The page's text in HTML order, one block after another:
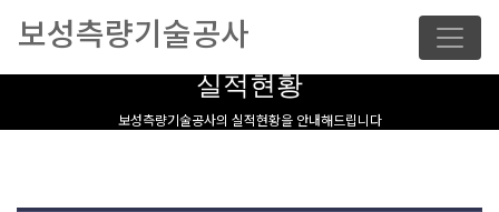
보성측량기술공사
실적현황
보성측량기술공사의 실적현황을 안내해드립니다